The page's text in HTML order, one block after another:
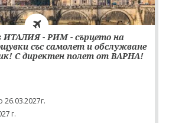
ИТАЛИЯ - РИМ - сърцето на
със самолет и обслужване
С директен полет от ВАРНА!
26.03.2027г.
г.